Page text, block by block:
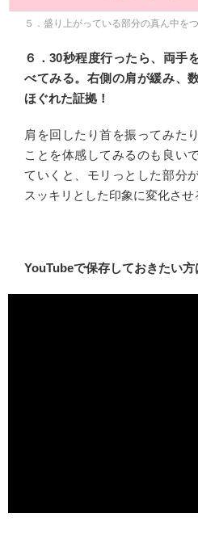
５．盛り上がっている部分の真ん中を
６．30秒程度行ったら、両手
べてみる。右側の肩が緩み、
ほぐれた証拠！
肩を回したり首を振ってみた
ことを体感してみるのも良い
ていくと、モリっとした部分
スッキリとした印象に変化させ
YouTubeで保存しておきたい方